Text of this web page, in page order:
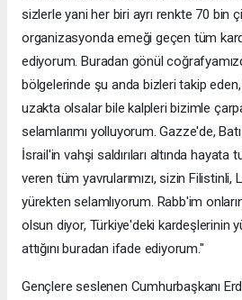
sizlerle yani her biri ayrı renkte 70 bin
organizasyonda emeği geçen tüm
ediyorum. Buradan gönül
bölgelerinde şu anda bizleri takip
uzakta olsalar bile kalpleri bizimle
selamlarımı yolluyorum. Gazze'de,
İsrail'in vahşi saldırıları altında
veren tüm yavrularımızı, sizin Filistinli,
yürekten selamlıyorum. Rabb'im
olsun diyor, Türkiye'deki kardeşlerinin
attığını buradan ifade ediyorum."
Gençlere seslenen Cumhurbaşkanı